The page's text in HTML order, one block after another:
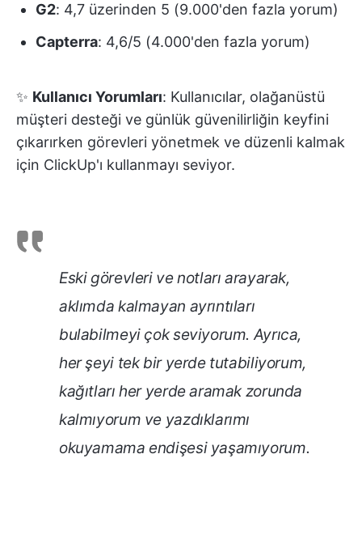
G2: 4,7 üzerinden 5 (9.000'den fazla yorum)
Capterra: 4,6/5 (4.000'den fazla yorum)
✨ Kullanıcı Yorumları: Kullanıcılar, olağanüstü
müşteri desteği ve günlük güvenilirliğin keyfini
çıkarırken görevleri yönetmek ve düzenli kalmak
için ClickUp'ı kullanmayı seviyor.
Eski görevleri ve notları arayarak,
aklımda kalmayan ayrıntıları
bulabilmeyi çok seviyorum. Ayrıca,
her şeyi tek bir yerde tutabiliyorum,
kağıtları her yerde aramak zorunda
kalmıyorum ve yazdıklarımı
okuyamama endişesi yaşamıyorum.